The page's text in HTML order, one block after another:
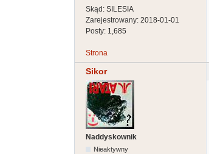
Skąd: SILESIA
Zarejestrowany: 2018-01-01
Posty: 1,685
Strona
Sikor
Naddyskownik
Nieaktywny